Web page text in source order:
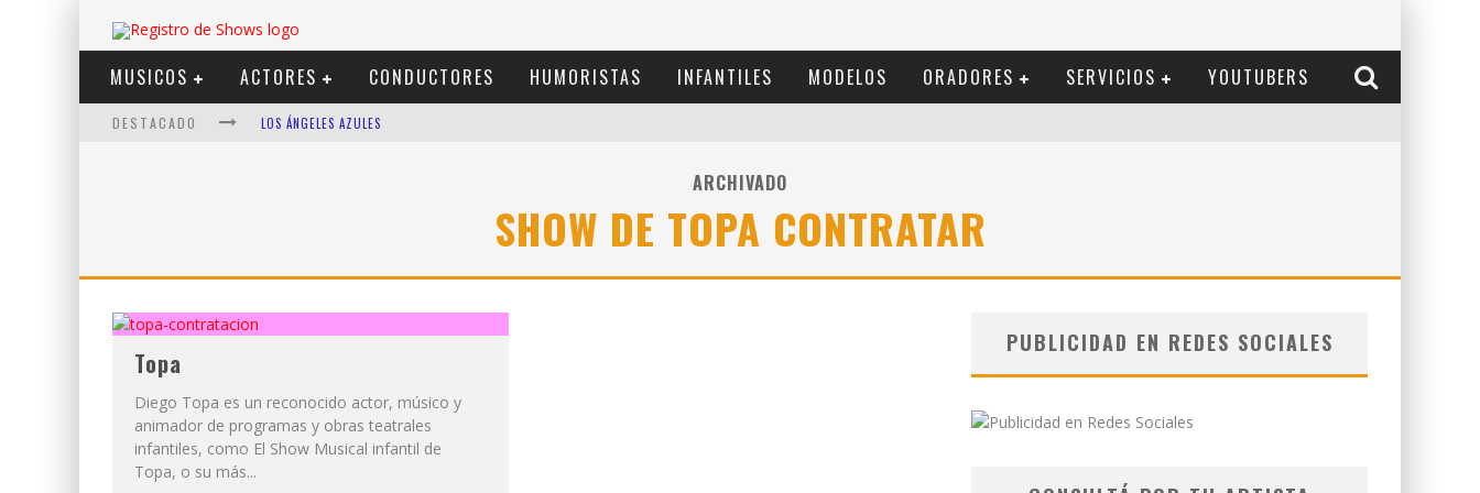
MUSICOS ACTORES CONDUCTORES HUMORISTAS INFANTILES MODELOS ORADORES SERVICIOS YOUTUBERS
DESTACADO LOS ÁNGELES AZULES
DUKI
ARCHIVADO
SHOW DE TOPA CONTRATAR
Topa
Diego Topa es un reconocido actor, músico y
animador de programas y obras teatrales
infantiles, como El Show Musical infantil de
Topa, o su más...
PUBLICIDAD EN REDES SOCIALES